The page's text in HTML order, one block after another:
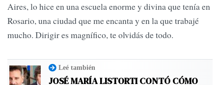
Aires, lo hice en una escuela enorme y divina que tenía en
Rosario, una ciudad que me encanta y en la que trabajé
mucho. Dirigir es magnífico, te olvidás de todo.
Leé también
JOSÉ MARÍA LISTORTI CONTÓ CÓMO